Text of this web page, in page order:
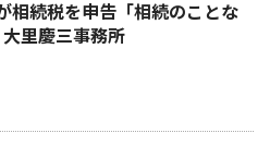
相続税を申告「相続のことな
里慶三事務所